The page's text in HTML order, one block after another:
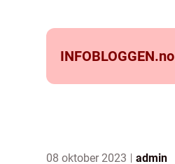
INFOBLOGGEN.no
08 oktober 2023 admin